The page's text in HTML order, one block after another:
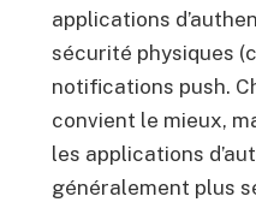
applications
sécurité physiques
notifications push.
convient le mieux,
les applications
généralement plus